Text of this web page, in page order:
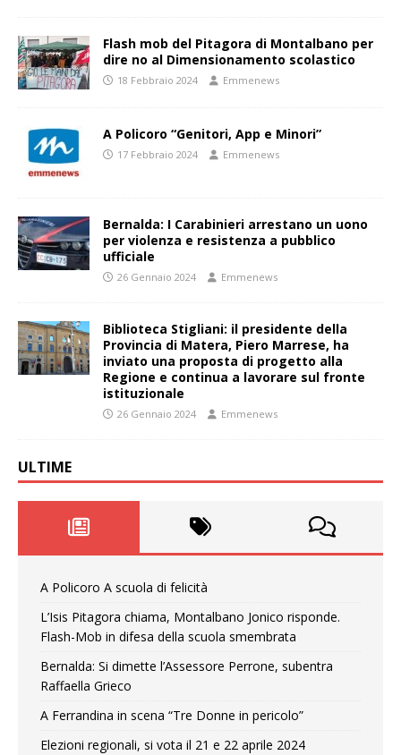
Flash mob del Pitagora di Montalbano per
dire no al Dimensionamento scolastico
18 Febbraio 2024 Emmenews
A Policoro “Genitori, App e Minori”
17 Febbraio 2024 Emmenews
Bernalda: I Carabinieri arrestano un uono
per violenza e resistenza a pubblico
ufficiale
26 Gennaio 2024 Emmenews
Biblioteca Stigliani: il presidente della
Provincia di Matera, Piero Marrese, ha
inviato una proposta di progetto alla
Regione e continua a lavorare sul fronte
istituzionale
26 Gennaio 2024 Emmenews
ULTIME
A Policoro A scuola di felicità
L’Isis Pitagora chiama, Montalbano Jonico risponde.
Flash-Mob in difesa della scuola smembrata
Bernalda: Si dimette l’Assessore Perrone, subentra
Raffaella Grieco
A Ferrandina in scena “Tre Donne in pericolo”
Elezioni regionali, si vota il 21 e 22 aprile 2024